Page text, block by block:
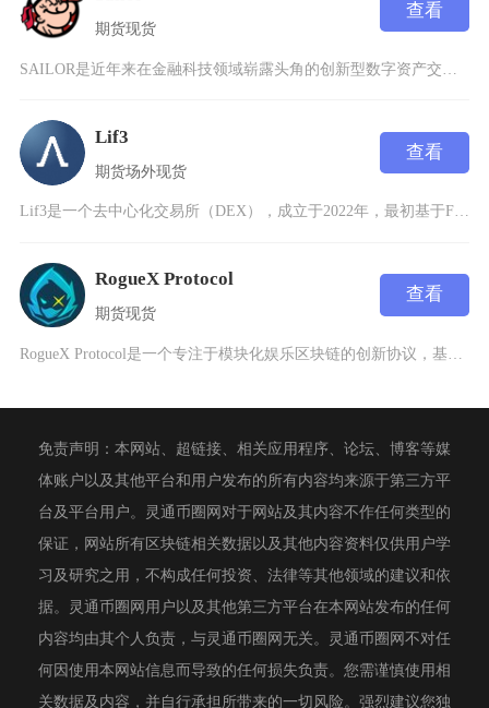
期货现货
查看
Lif3
期货场外现货
查看
Lif3是一个去中心化交易所（DEX），成立于2022年，最初基于Fantom网络构建，后
RogueX Protocol
期货现货
查看
免责声明：本网站、超链接、相关应用程序、论坛、博客等媒
体账户以及其他平台和用户发布的所有内容均来源于第三方平
台及平台用户。灵通币圈网对于网站及其内容不作任何类型的
保证，网站所有区块链相关数据以及其他内容资料仅供用户学
习及研究之用，不构成任何投资、法律等其他领域的建议和依
据。灵通币圈网用户以及其他第三方平台在本网站发布的任何
内容均由其个人负责，与灵通币圈网无关。灵通币圈网不对任
何因使用本网站信息而导致的任何损失负责。您需谨慎使用相
关数据及内容，并自行承担所带来的一切风险。强烈建议您独